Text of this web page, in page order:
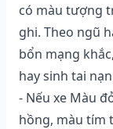
có màu tượng
ghi. Theo ngũ
bổn mạng
hay sinh tai
- Nếu xe Màu
hồng, màu tím